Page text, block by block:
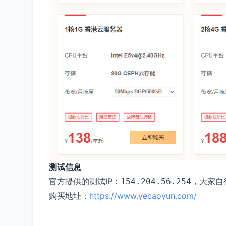
测试信息
官方提供的测试IP： 154.204.56.254 ，大家
购买地址： https://www.yecaoyun.com/